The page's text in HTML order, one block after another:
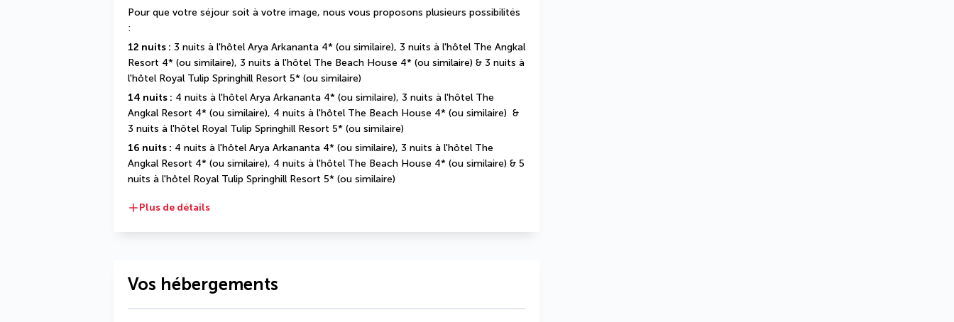
Pour que votre séjour soit à votre image, nous vous proposons plusieurs possibilités
:
12 nuits : 3 nuits à l'hôtel Arya Arkananta 4* (ou similaire), 3 nuits à l'hôtel The Angkal
Resort 4* (ou similaire), 3 nuits à l'hôtel The Beach House 4* (ou similaire) & 3 nuits à
l'hôtel Royal Tulip Springhill Resort 5* (ou similaire)
14 nuits : 4 nuits à l'hôtel Arya Arkananta 4* (ou similaire), 3 nuits à l'hôtel The
Angkal Resort 4* (ou similaire), 4 nuits à l'hôtel The Beach House 4* (ou similaire)  &
3 nuits à l'hôtel Royal Tulip Springhill Resort 5* (ou similaire)
16 nuits : 4 nuits à l'hôtel Arya Arkananta 4* (ou similaire), 3 nuits à l'hôtel The
Angkal Resort 4* (ou similaire), 4 nuits à l'hôtel The Beach House 4* (ou similaire) & 5
nuits à l'hôtel Royal Tulip Springhill Resort 5* (ou similaire)
Plus de détails
Vos hébergements